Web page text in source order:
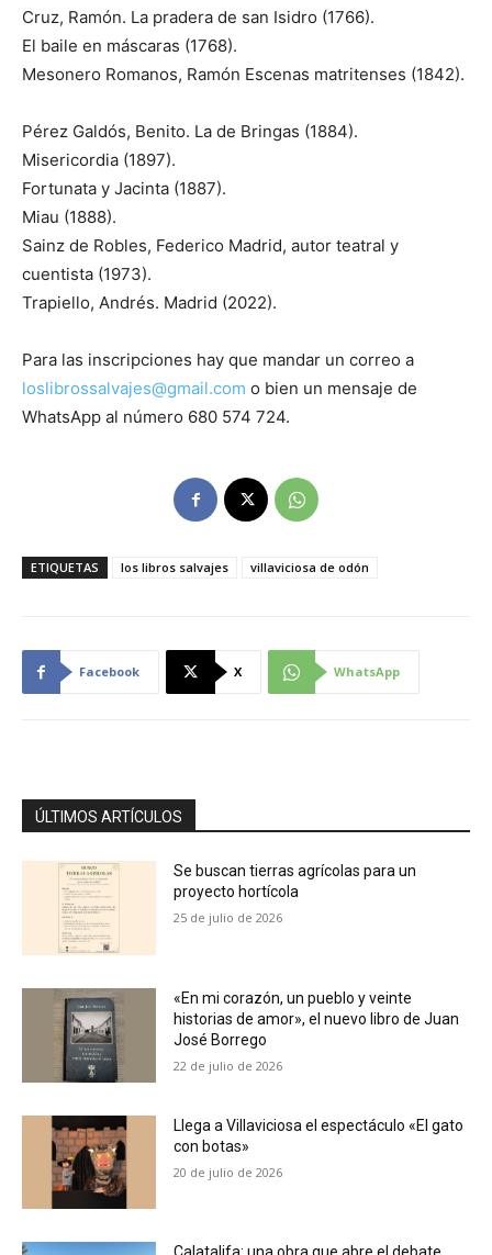
Cruz, Ramón. La pradera de san Isidro (1766).
El baile en máscaras (1768).
Mesonero Romanos, Ramón Escenas matritenses (1842).
Pérez Galdós, Benito. La de Bringas (1884).
Misericordia (1897).
Fortunata y Jacinta (1887).
Miau (1888).
Sainz de Robles, Federico Madrid, autor teatral y
cuentista (1973).
Trapiello, Andrés. Madrid (2022).
Para las inscripciones hay que mandar un correo a
loslibrossalvajes@gmail.com o bien un mensaje de
WhatsApp al número 680 574 724.
ETIQUETAS los libros salvajes villaviciosa de odón
Facebook X WhatsApp
ÚLTIMOS ARTÍCULOS
Se buscan tierras agrícolas para un
proyecto hortícola
25 de julio de 2026
«En mi corazón, un pueblo y veinte
historias de amor», el nuevo libro de Juan
José Borrego
22 de julio de 2026
Llega a Villaviciosa el espectáculo «El gato
con botas»
20 de julio de 2026